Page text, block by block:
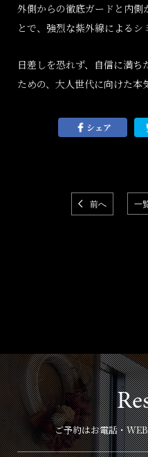
外側からの徹底ガードと内側
とで、強烈な紫外線による
日差しを恐れず、自信に満ち
ための、大人世代に向けた
シェア
前へ 一
ご予約はお電話・